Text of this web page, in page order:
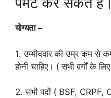
योग्यता –
1. उम्मीदवार की उम्र कम से
होनी चाहिए। ( सभी वर्गों के
2. सभी पदों ( BSF, CRPF,